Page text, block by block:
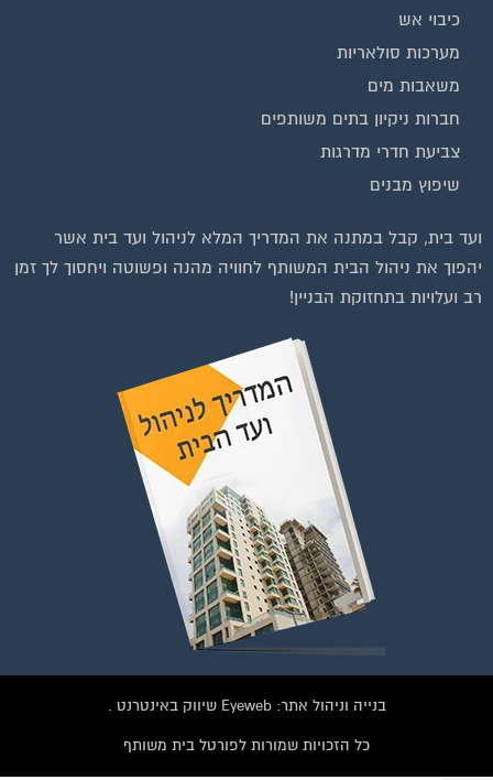
כיבוי אש
מערכות סולאריות
משאבות מים
חברות ניקיון בתים משותפים
צביעת חדרי מדרגות
שיפוץ מבנים
ועד בית, קבל במתנה את המדריך המלא לניהול ועד בית אשר
יהפוך את ניהול הבית המשותף לחוויה מהנה ופשוטה ויחסוך לך זמן
רב ועלויות בתחזוקת הבניין!
בנייה וניהול אתר: Eyeweb שיווק באינטרנט .
כל הזכויות שמורות לפורטל בית משותף
וועדי בתים ודיירים
הצטרפו עכשיו לקבוצת
הפייסבוק הגדולה בישראל
הנותנת מענה לבעיות
הדיור בבית המשותף!!!
להצטרפות לחצו על התמונה או על הכפתור ושלחו בקשת הצטרפות בדף
לחץ למעבר לקבוצה